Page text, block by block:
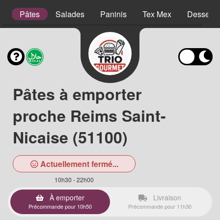
Pâtes Salades Paninis Tex Mex Desserts
Pâtes à emporter
proche Reims Saint-
Nicaise (51100)
Actuellement fermé...
10h30 - 22h00
À emporter
Précommande pour 10h50
Livraison
Précommande pour 11h30